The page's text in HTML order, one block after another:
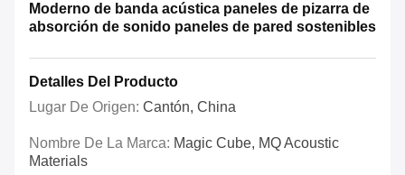
Moderno de banda acústica paneles de pizarra de
absorción de sonido paneles de pared sostenibles
Detalles Del Producto
Lugar De Origen: Cantón, China
Nombre De La Marca: Magic Cube, MQ Acoustic
Materials